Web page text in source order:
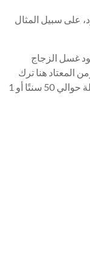
على سبيل المثال
غسل الزجاج
المعتاد هنا ترك
إكرامية لمحطة الوقود. عادةً ما تكون هذه العملة حوالي 50 سنتًا أو 1